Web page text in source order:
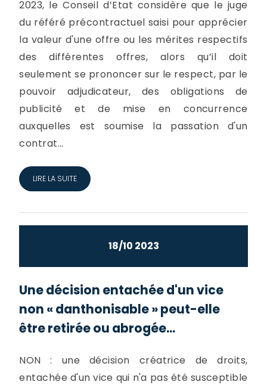
2023, le Conseil d’Etat considère que le juge
du référé précontractuel saisi pour apprécier
la valeur d'une offre ou les mérites respectifs
des différentes offres, alors qu’il doit
seulement se prononcer sur le respect, par le
pouvoir adjudicateur, des obligations de
publicité et de mise en concurrence
auxquelles est soumise la passation d'un
contrat...
LIRE LA SUITE
18/10 2023
Une décision entachée d'un vice
non « danthonisable » peut-elle
être retirée ou abrogée...
NON : une décision créatrice de droits,
entachée d'un vice qui n'a pas été susceptible